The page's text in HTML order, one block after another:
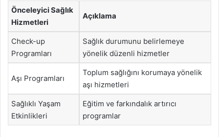
Önceleyici Sağlık
Hizmetleri
Açıklama
Check-up
Programları
Sağlık durumunu belirlemeye
yönelik düzenli hizmetler
Aşı Programları
Toplum sağlığını korumaya yönelik
aşı hizmetleri
Sağlıklı Yaşam
Etkinlikleri
Eğitim ve farkındalık artırıcı
programlar